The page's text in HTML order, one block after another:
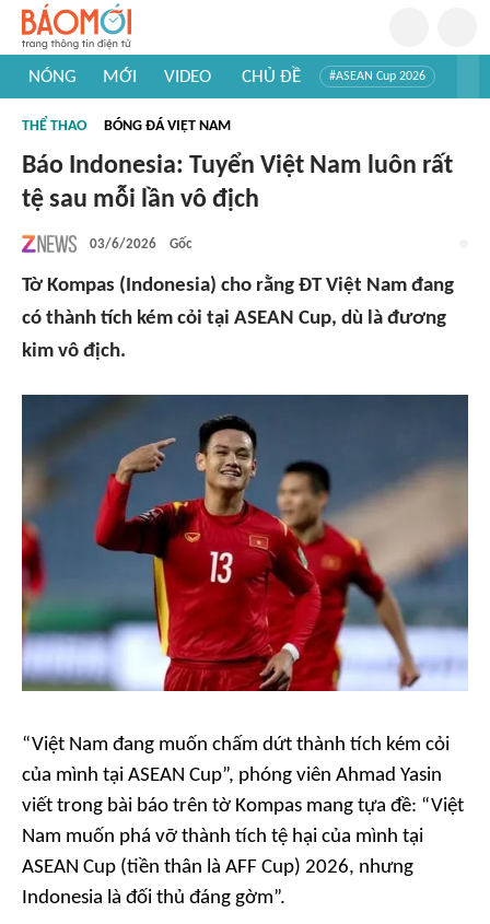
NÓNG MỚI VIDEO CHỦ ĐỀ #ASEAN Cup 2026
#Khám phá thế giới
THỂ THAO BÓNG ĐÁ VIỆT NAM
Báo Indonesia: Tuyển Việt Nam luôn rất
tệ sau mỗi lần vô địch
03/6/2026 Gốc
Tờ Kompas (Indonesia) cho rằng ĐT Việt Nam đang
có thành tích kém cỏi tại ASEAN Cup, dù là đương
kim vô địch.
“Việt Nam đang muốn chấm dứt thành tích kém cỏi
của mình tại ASEAN Cup”, phóng viên Ahmad Yasin
viết trong bài báo trên tờ Kompas mang tựa đề: “Việt
Nam muốn phá vỡ thành tích tệ hại của mình tại
ASEAN Cup (tiền thân là AFF Cup) 2026, nhưng
Indonesia là đối thủ đáng gờm”.